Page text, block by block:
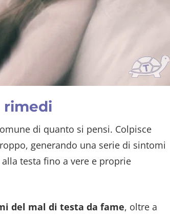
rimedi
di quanto si pensi. Colpisce
generando una serie di sintomi
testa fino a vere e proprie
del mal di testa da fame, oltre a